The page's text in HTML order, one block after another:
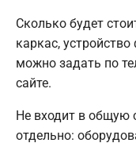
Сколько будет
каркас,
можно задать по
сайте.
Не входит в общую
отдельно: